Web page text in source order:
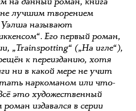
не лучшим творением
Уэлша называют
Его первый роман,
„Trainspotting“ („На игле“),
к переизданию, хотя
ни в какой мере не учит
наркоманом или что-
это художественный
издавался в серии